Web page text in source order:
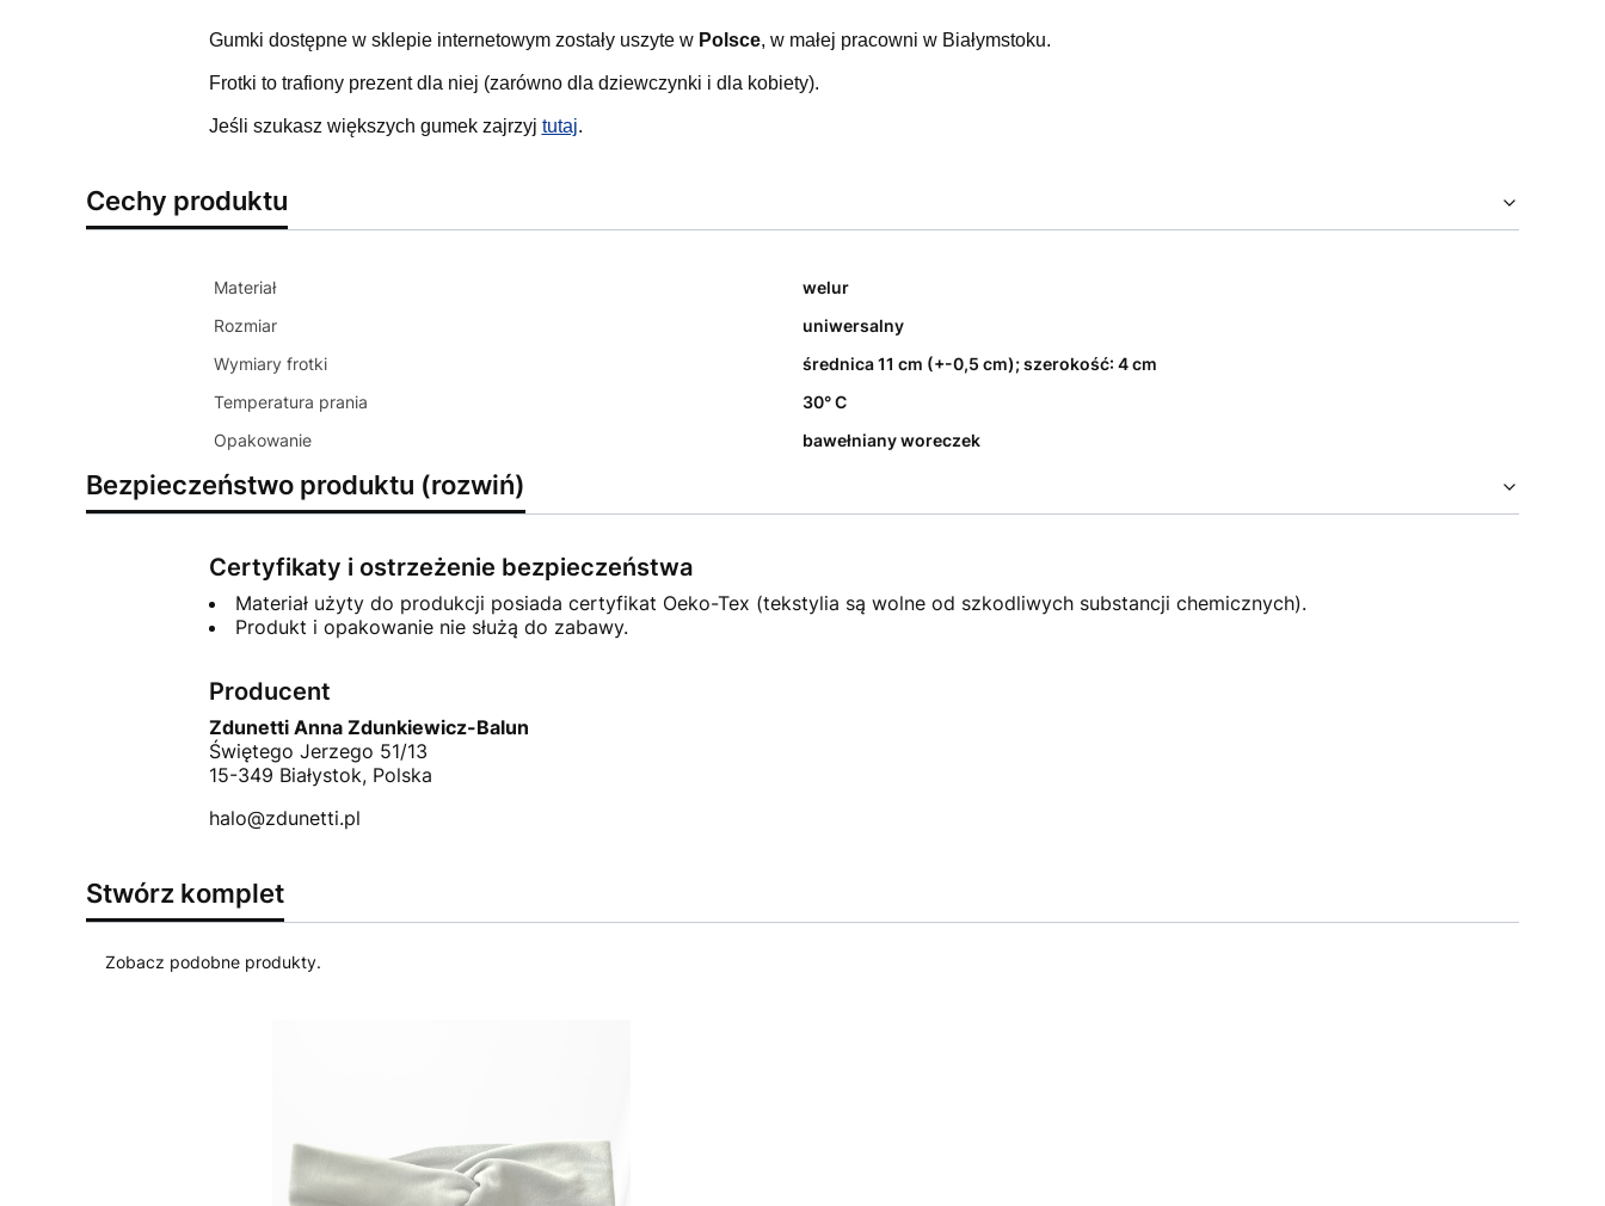
Gumki dostępne w sklepie internetowym zostały uszyte w Polsce, w małej pracowni w Białymstoku.
Frotki to trafiony prezent dla niej (zarówno dla dziewczynki i dla kobiety).
Jeśli szukasz większych gumek zajrzyj tutaj.
Cechy produktu
Materiał
welur
Rozmiar
uniwersalny
Wymiary frotki
średnica 11 cm (+-0,5 cm); szerokość: 4 cm
Temperatura prania
30° C
Opakowanie
bawełniany woreczek
Bezpieczeństwo produktu (rozwiń)
Certyfikaty i ostrzeżenie bezpieczeństwa
Materiał użyty do produkcji posiada certyfikat Oeko-Tex (tekstylia są wolne od szkodliwych substancji chemicznych).
Produkt i opakowanie nie służą do zabawy.
Producent
Zdunetti Anna Zdunkiewicz-Balun
Świętego Jerzego 51/13
15-349 Białystok, Polska
halo@zdunetti.pl
Stwórz komplet
Zobacz podobne produkty.